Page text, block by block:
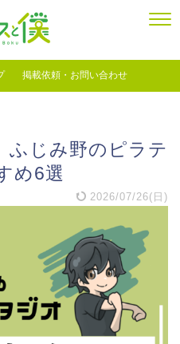
掲載依頼・お問い合わせ
ふじみ野のピラテ
め6選
2026/07/26(日)